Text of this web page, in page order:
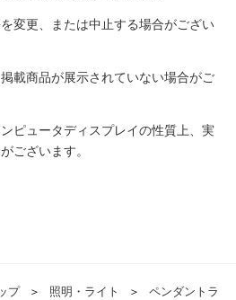
変更、または中止する場合がござい
載商品が展示されていない場合がご
ピュータディスプレイの性質上、実
ございます。
プ ＞ 照明・ライト ＞
ペンダントラ